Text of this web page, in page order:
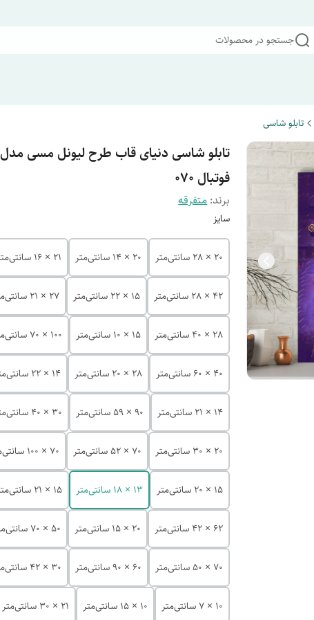
جستجو در محصولات
تابلو شاسی
تابلو شاسی دنیای قاب طرح لیونل مسی مدل
فوتبال 070
برند:متفرقه
سایز
20 × 28 سانتی‌متر 20 × 14 سانتی‌متر 21 × 16 سانتی‌متر
42 × 28 سانتی‌متر 15 × 22 سانتی‌متر 27 × 21 سانتی‌متر
28 × 40 سانتی‌متر 15 × 10 سانتی‌متر 100 × 70 سانتی‌متر
40 × 60 سانتی‌متر 28 × 20 سانتی‌متر 14 × 22 سانتی‌متر
14 × 21 سانتی‌متر 90 × 59 سانتی‌متر 30 × 40 سانتی‌متر
20 × 30 سانتی‌متر 70 × 52 سانتی‌متر 70 × 100 سانتی‌متر
15 × 20 سانتی‌متر 13 × 18 سانتی‌متر 15 × 21 سانتی‌متر
62 × 42 سانتی‌متر 20 × 15 سانتی‌متر 50 × 70 سانتی‌متر
70 × 50 سانتی‌متر 60 × 90 سانتی‌متر 30 × 42 سانتی‌متر
10 × 7 سانتی‌متر 10 × 15 سانتی‌متر 21 × 30 سانتی‌متر